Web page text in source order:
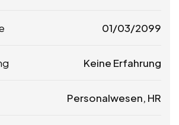
01/03/2099
Keine Erfahrung
Personalwesen, HR